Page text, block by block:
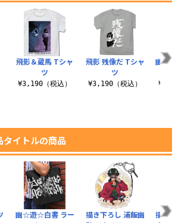
飛影＆蔵馬 Tシャ
ツ
¥3,190（税込）
飛影 残像だ Tシャ
ツ
¥3,190（税込）
幽☆遊
タイトルの商品
幽☆遊☆白書 ラー
描き下ろし 浦飯幽
描き